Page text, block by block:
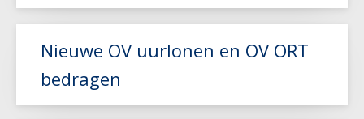
Nieuwe OV uurlonen en OV ORT
bedragen